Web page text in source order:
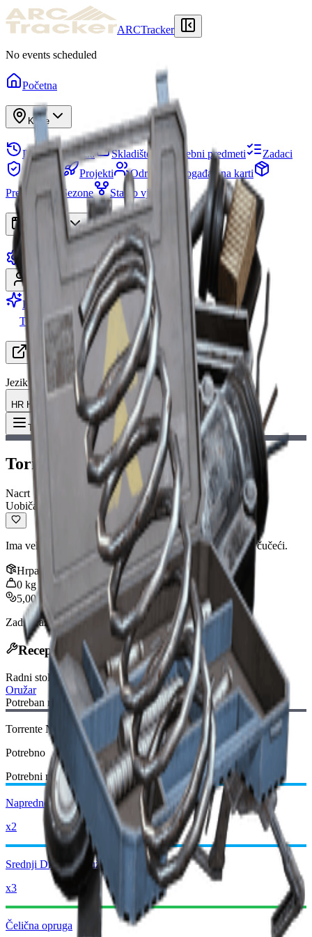
ARCTracker
No events scheduled
Početna
Karte
Povijest prepada Skladište Potrebni predmeti
Zadaci
Sklonište
Projekti Odredi
Događaji na karti
Predmeti
Sezone Stablo vještina
Prijavi se Registriraj se
Postani Premium
Tražim grupu
Resursi
Jezik
HR Hrvatski
Toggle Menu Predmet Torrente Nacrt
Torrente Nacrt
Nacrt
Uobičajeno
Ima veliki kapacitet streljiva, ali je precizan samo dok ste čučeći.
Hrpa
0 kg
5,000
Zadnje ažuriranje: Jan 13, 2026
Recept za izradu
Radni stol
Oružar
Potreban nacrt:
Torrente Nacrt
Potrebno
Potrebni materijali:
Napredne Mehaničke Komponente
x2
Srednji Dijelovi Oružja
x3
Čelična opruga